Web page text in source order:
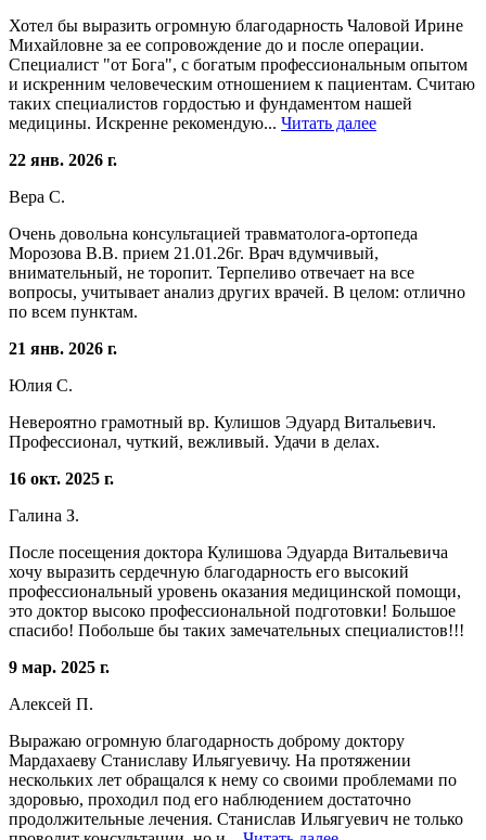
Хотел бы выразить огромную благодарность Чаловой Ирине
Михайловне за ее сопровождение до и после операции.
Специалист "от Бога", с богатым профессиональным опытом
и искренним человеческим отношением к пациентам. Считаю
таких специалистов гордостью и фундаментом нашей
медицины. Искренне рекомендую... Читать далее
22 янв. 2026 г.
Вера С.
Очень довольна консультацией травматолога-ортопеда
Морозова В.В. прием 21.01.26г. Врач вдумчивый,
внимательный, не торопит. Терпеливо отвечает на все
вопросы, учитывает анализ других врачей. В целом: отлично
по всем пунктам.
21 янв. 2026 г.
Юлия С.
Невероятно грамотный вр. Кулишов Эдуард Витальевич.
Профессионал, чуткий, вежливый. Удачи в делах.
16 окт. 2025 г.
Галина З.
После посещения доктора Кулишова Эдуарда Витальевича
хочу выразить сердечную благодарность его высокий
профессиональный уровень оказания медицинской помощи,
это доктор высоко профессиональной подготовки! Большое
спасибо! Побольше бы таких замечательных специалистов!!!
9 мар. 2025 г.
Алексей П.
Выражаю огромную благодарность доброму доктору
Мардахаеву Станиславу Ильягуевичу. На протяжении
нескольких лет обращался к нему со своими проблемами по
здоровью, проходил под его наблюдением достаточно
продолжительные лечения. Станислав Ильягуевич не только